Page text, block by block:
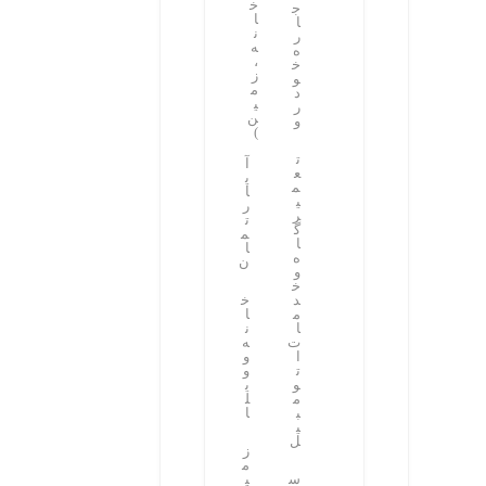
بگیرید.
ج
ا
ر
ه
خ
و
د
ر
و
ت
ع
م
ی
ر
گ
ا
ه
و
خ
د
م
ا
ت
ت
و
م
ب
ی
ل
س
خ
ا
ن
ه
،
ز
م
ی
ن
)
آ
پ
ا
ر
ت
م
ا
ن
خ
ا
ن
ه
و
و
ی
ل
ا
ز
م
ی